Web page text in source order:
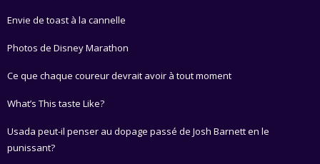
Envie de toast à la cannelle
Photos de Disney Marathon
Ce que chaque coureur devrait avoir à tout moment
What’s This taste Like?
Usada peut-il penser au dopage passé de Josh Barnett en le
punissant?